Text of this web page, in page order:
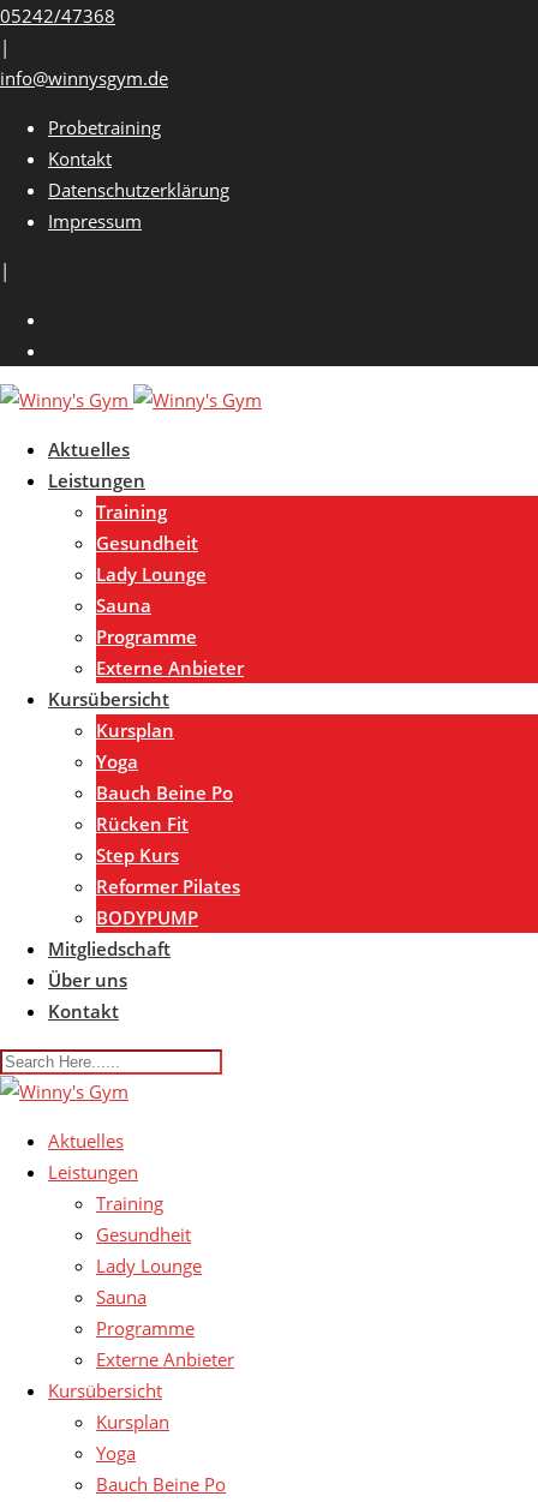
Skip
to
content
05242/47368
|
info@winnysgym.de
Probetraining
Kontakt
Datenschutzerklärung
Impressum
|
Aktuelles
Leistungen
Training
Gesundheit
Lady Lounge
Sauna
Programme
Externe Anbieter
Kursübersicht
Kursplan
Yoga
Bauch Beine Po
Rücken Fit
Step Kurs
Reformer Pilates
BODYPUMP
Mitgliedschaft
Über uns
Kontakt
Aktuelles
Leistungen
Training
Gesundheit
Lady Lounge
Sauna
Programme
Externe Anbieter
Kursübersicht
Kursplan
Yoga
Bauch Beine Po